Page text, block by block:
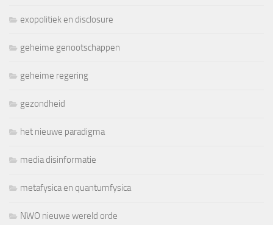
exopolitiek en disclosure
geheime genootschappen
geheime regering
gezondheid
het nieuwe paradigma
media disinformatie
metafysica en quantumfysica
NWO nieuwe wereld orde